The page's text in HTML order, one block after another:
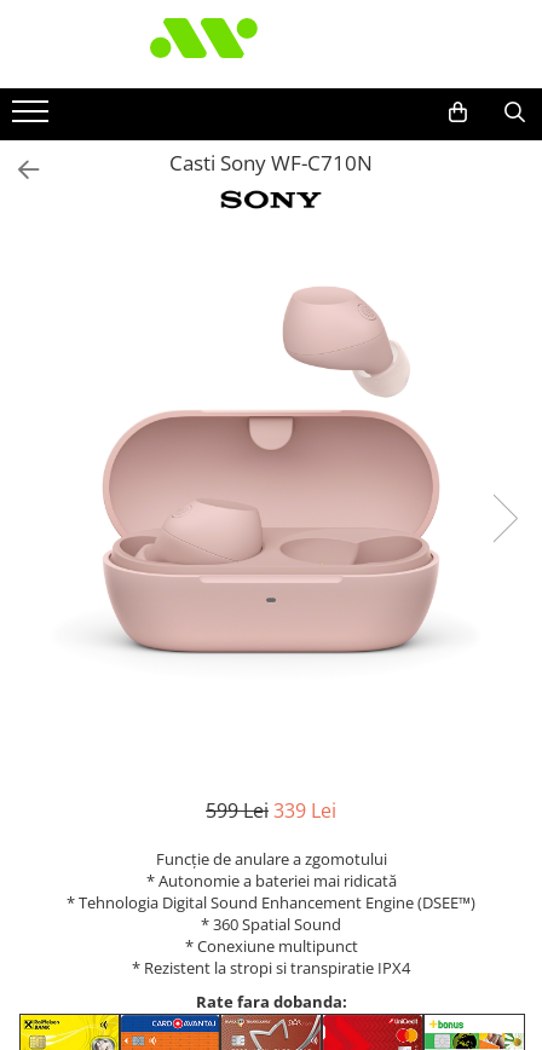
Casti Sony WF-C710N
599 Lei339 Lei
Funcție de anulare a zgomotului
* Autonomie a bateriei mai ridicată
* Tehnologia Digital Sound Enhancement Engine (DSEE™)
* 360 Spatial Sound
* Conexiune multipunct
* Rezistent la stropi si transpiratie IPX4
Rate fara dobanda: